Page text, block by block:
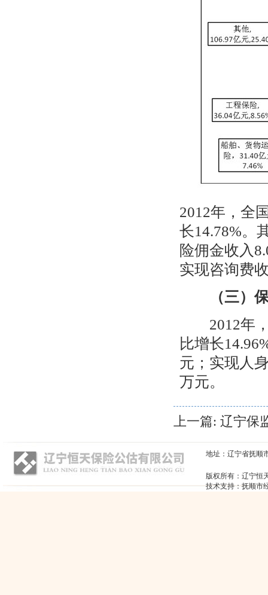
2012年，全
长14.78%。
险佣金收入
实现咨询费
（三）
2012年
比增长
元；实现人
万元。
上一篇: 辽宁保
地址：辽宁省抚顺
版权所有：辽宁恒
技术支持：抚顺市